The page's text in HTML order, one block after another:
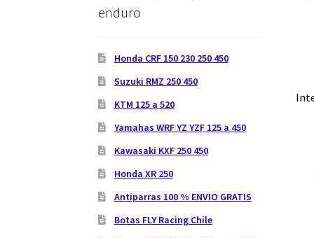
enduro
Honda CRF 150 230 250 450
Suzuki RMZ 250 450
KTM 125 a 520
Yamahas WRF YZ YZF 125 a 450
Kawasaki KXF 250 450
Honda XR 250
Antiparras 100 % ENVIO GRATIS
Botas FLY Racing Chile